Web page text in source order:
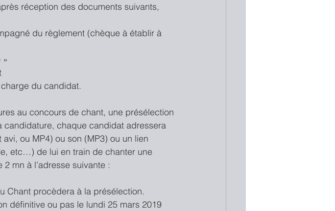
réception des documents suivants,
du règlement (chèque à établir à
»
du candidat.
au concours de chant, une présélection
candidature, chaque candidat adressera
ou MP4) ou son (MP3) ou un lien
etc…) de lui en train de chanter une
mn à l’adresse suivante :
Chant procèdera à la présélection.
définitive ou pas le lundi 25 mars 2019